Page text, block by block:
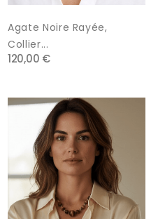
Agate Noire Rayée,
Collier...
120,00 €